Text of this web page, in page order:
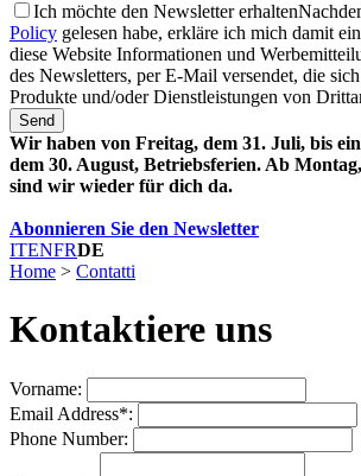
Ich möchte den Newsletter erhalten
Policy gelesen habe, erkläre ich mich damit
diese Website Informationen und
des Newsletters, per E-Mail versendet, die
Produkte und/oder Dienstleistungen von
Send
Wir haben von Freitag, dem 31. Juli, bis
dem 30. August, Betriebsferien. Ab
sind wir wieder für dich da.
Abonnieren Sie den Newsletter
ITENFRDE
Home > Contatti
Kontaktiere uns
Vorname:
Email Address*:
Phone Number: